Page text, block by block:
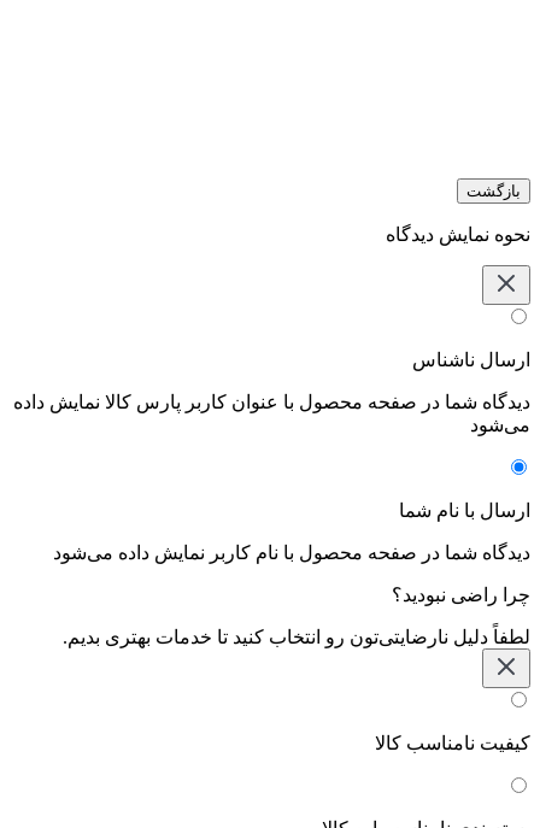
بازگشت
نحوه نمایش دیدگاه‌
ارسال ناشناس
دیدگاه شما در صفحه محصول با عنوان کاربر پارس کالا نمایش داده
می‌شود
ارسال با نام شما
دیدگاه شما در صفحه محصول با نام کاربر نمایش داده می‌شود
چرا راضی نبودید؟
لطفاً دلیل نارضایتی‌تون رو انتخاب کنید تا خدمات بهتری بدیم.
کیفیت نامناسب کالا